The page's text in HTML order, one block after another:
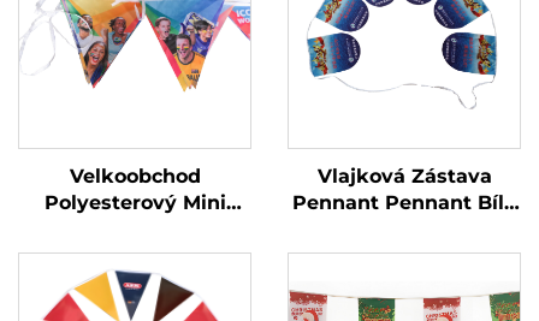
Velkoobchod
Polyesterový Mini
Fotbalový Zápas
Vývěska Banner
Dekorativní Všechny
Vlajková Zástava
Pennant Pennant Bílá
Řetězová Vlajka pro
Prázdná Plachta